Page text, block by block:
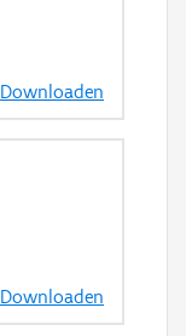
Downloaden
Downloaden